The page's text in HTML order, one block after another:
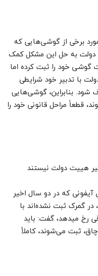
برخی از گوشی‌هایی که
دولت به حل این مشکل کمک
گوشی خود را ثبت کرده اما
با تدبیر خود شرایطی
بنابراین، گوشی‌هایی
قطعاً مراحل قانونی خود را
هییت دولت نیستند
که در دو سال اخیر
در گمرک ثبت نشده‌اند با
رخ میدهد، گفت: باید
ثبت می‌شوند، کاملاً